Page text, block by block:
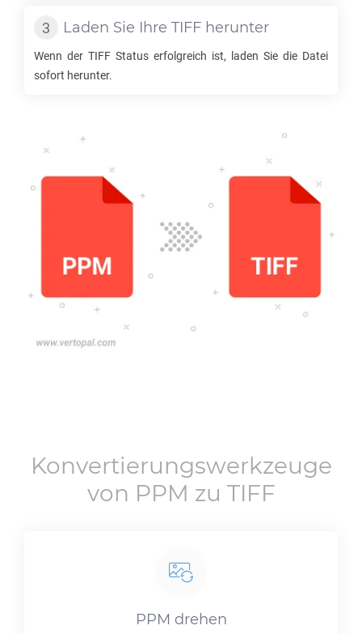
Laden Sie Ihre TIFF herunter
Wenn der TIFF Status erfolgreich ist, laden Sie die Datei
sofort herunter.
Konvertierungswerkzeuge
von PPM zu TIFF
PPM drehen